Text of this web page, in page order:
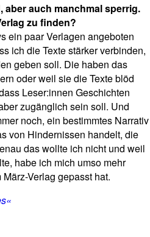
aber auch manchmal sperrig.
zu finden?
ein paar Verlagen angeboten
ich die Texte stärker verbinden,
geben soll. Die haben das
oder weil sie die Texte blöd
Leser:innen Geschichten
zugänglich sein soll. Und
noch, ein bestimmtes Narrativ
von Hindernissen handelt, die
das wollte ich nicht und weil
habe ich mich umso mehr
Verlag gepasst hat.